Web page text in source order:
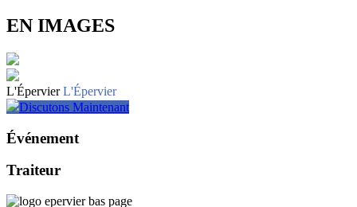
EN IMAGES
L'Épervier L'Épervier
Discutons Maintenant
Événement
Traiteur